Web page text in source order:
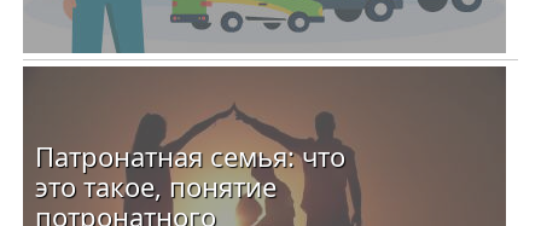
Патронатная семья: что
это такое, понятие
потронатного